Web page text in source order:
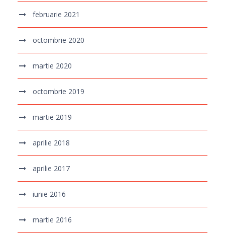
februarie 2021
octombrie 2020
martie 2020
octombrie 2019
martie 2019
aprilie 2018
aprilie 2017
iunie 2016
martie 2016